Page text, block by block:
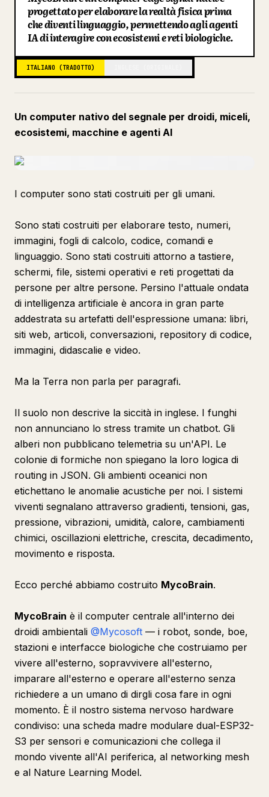
Blog
Aggiornamenti
progettato per elaborare la realtà fisica prima
che diventi linguaggio, permettendo agli agenti
IA di interagire con ecosistemi e reti biologiche.
ITALIANO (TRADOTTO)
Un computer nativo del segnale per droidi, miceli,
ecosistemi, macchine e agenti AI
I computer sono stati costruiti per gli umani.
Sono stati costruiti per elaborare testo, numeri,
immagini, fogli di calcolo, codice, comandi e
linguaggio. Sono stati costruiti attorno a tastiere,
schermi, file, sistemi operativi e reti progettati da
persone per altre persone. Persino l'attuale ondata
di intelligenza artificiale è ancora in gran parte
addestrata su artefatti dell'espressione umana: libri,
siti web, articoli, conversazioni, repository di codice,
immagini, didascalie e video.
Ma la Terra non parla per paragrafi.
Il suolo non descrive la siccità in inglese. I funghi
non annunciano lo stress tramite un chatbot. Gli
alberi non pubblicano telemetria su un'API. Le
colonie di formiche non spiegano la loro logica di
routing in JSON. Gli ambienti oceanici non
etichettano le anomalie acustiche per noi. I sistemi
viventi segnalano attraverso gradienti, tensioni, gas,
pressione, vibrazioni, umidità, calore, cambiamenti
chimici, oscillazioni elettriche, crescita, decadimento,
movimento e risposta.
Ecco perché abbiamo costruito MycoBrain.
MycoBrain è il computer centrale all'interno dei
droidi ambientali @Mycosoft — i robot, sonde, boe,
stazioni e interfacce biologiche che costruiamo per
vivere all'esterno, sopravvivere all'esterno,
imparare all'esterno e operare all'esterno senza
richiedere a un umano di dirgli cosa fare in ogni
momento. È il nostro sistema nervoso hardware
condiviso: una scheda madre modulare dual-ESP32-
S3 per sensori e comunicazioni che collega il
mondo vivente all'AI periferica, al networking mesh
e al Nature Learning Model.